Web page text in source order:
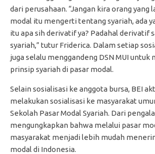
dari perusahaan. “Jangan kira orang yang
modal itu mengerti tentang syariah, ada
itu apa sih derivatif ya? Padahal derivatif
syariah,” tutur Friderica. Dalam setiap
juga selalu menggandeng DSN MUI untuk
prinsip syariah di pasar modal.
Selain sosialisasi ke anggota bursa, BEI
melakukan sosialisasi ke masyarakat
Sekolah Pasar Modal Syariah. Dari
mengungkapkan bahwa melalui pasar
masyarakat menjadi lebih mudah
modal di Indonesia.